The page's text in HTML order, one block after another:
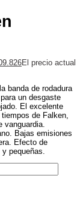
El precio actual
banda de rodadura
un desgaste
El excelente
de Falken,
Bajas emisiones
Efecto de
pequeñas.